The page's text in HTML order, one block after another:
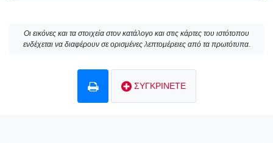
Οι εικόνες και τα στοιχεία στον κατάλογο και στις κάρτες του ιστότοπου
ενδέχεται να διαφέρουν σε ορισμένες λεπτομέρειες από τα πρωτότυπα.
ΣΥΓΚΡΙΝΕΤΕ